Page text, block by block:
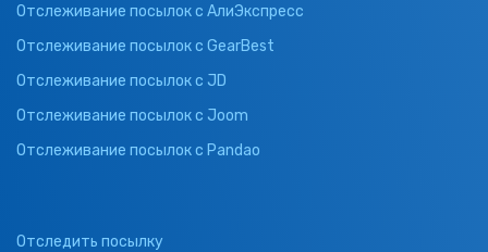
Отслеживание посылок с АлиЭкспресс
Отслеживание посылок с GearBest
Отслеживание посылок с JD
Отслеживание посылок с Joom
Отслеживание посылок с Pandao
Отследить посылку